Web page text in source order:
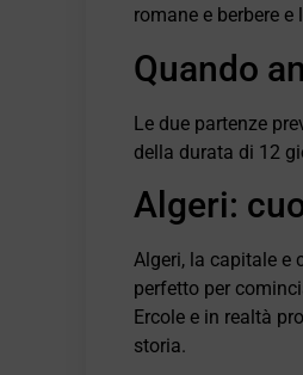
romane e berbere e
Quando
Le due partenze
della durata di 12
Algeri:
Algeri, la capitale e
perfetto per
Ercole e in realtà
storia.